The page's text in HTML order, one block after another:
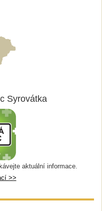
Syrovátka
aktuální informace.
>>